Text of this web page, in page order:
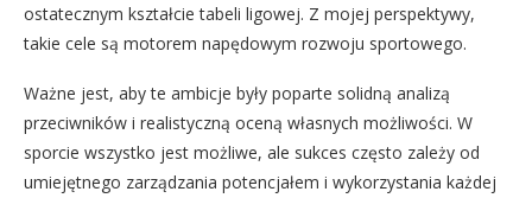
ostatecznym kształcie tabeli ligowej. Z mojej perspektywy,
takie cele są motorem napędowym rozwoju sportowego.
Ważne jest, aby te ambicje były poparte solidną analizą
przeciwników i realistyczną oceną własnych możliwości. W
sporcie wszystko jest możliwe, ale sukces często zależy od
umiejętnego zarządzania potencjałem i wykorzystania każdej